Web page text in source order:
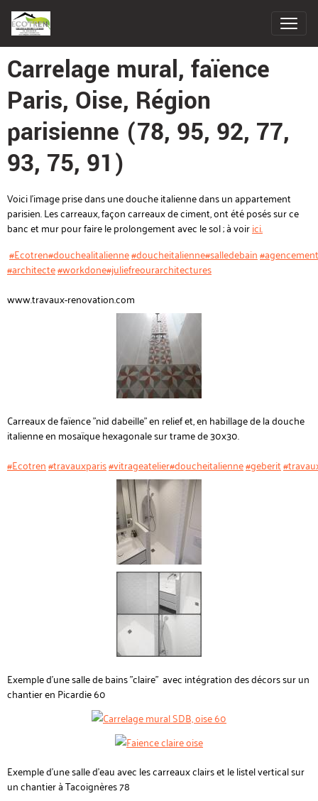
Carrelage mural, faïence
Paris, Oise, Région
parisienne (78, 95, 92, 77,
93, 75, 91)
Voici l'image prise dans une douche italienne dans un appartement
parisien. Les carreaux, façon carreaux de ciment, ont été posés sur ce
banc et mur pour faire le prolongement avec le sol ; à voirici.
#Ecotren#douchealitalienne#doucheitalienne#salledebain#agencement
#architecte#workdone#juliefreourarchitectures
www.travaux-renovation.com
Carreaux de faïence "nid dabeille" en relief et, en habillage de la douche
italienne en mosaïque hexagonale sur trame de 30x30.
#Ecotren#travauxparis#vitrageatelier#doucheitalienne#geberit
Exemple d'une salle de bains "claire" avec intégration des décors sur un
chantier en Picardie 60
Exemple d'une salle d'eau avec les carreaux clairs et le listel vertical sur
un chantier à Tacoignères 78